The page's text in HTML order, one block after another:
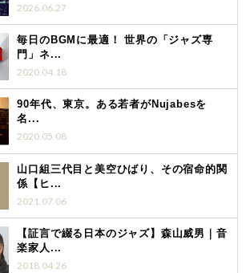
2026.06.27
毎日のBGMに最適！ 世界の「ジャズ専
門」ネ...
2020.04.18
90年代、東京。ある若者がNujabesを
名...
2020.05.08
山口組三代目と美空ひばり、その宿命的関
係【ヒ...
2021.07.06
【証言で綴る日本のジャズ】森山威男｜音
楽家人...
2018.04.26